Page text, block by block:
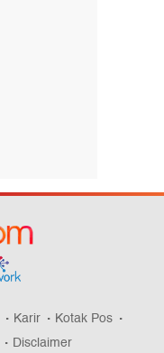
Karir
Kotak Pos
Disclaimer